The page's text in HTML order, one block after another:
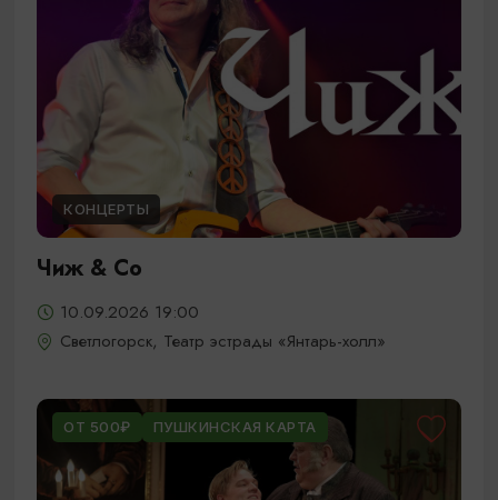
КОНЦЕРТЫ
Чиж & Cо
10.09.2026 19:00
Светлогорск, Театр эстрады «Янтарь-холл»
ОТ 500₽ ПУШКИНСКАЯ КАРТА